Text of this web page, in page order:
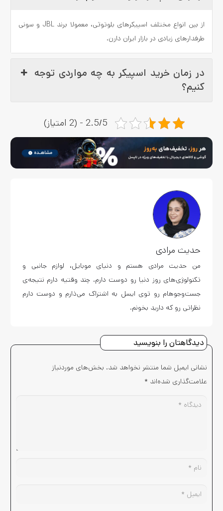
از بین انواع مختلف اسپیکرهای بلوتوثی، معمولا برند JBL و سونی
طرفدارهای زیادی در بازار ایران دارن.
در زمان خرید اسپیکر به چه مواردی توجه
کنیم؟
2.5/5 - (2 امتیاز)
حدیث مرادی
من حدیث مرادی هستم و دنیای موبایل، لوازم جانبی و
تکنولوژی‌های روز دنیا رو دوست دارم. چند وقتیه دارم نتیجه‌ی
جست‌وجوهام رو توی ایسل به اشتراک می‌ذارم و دوست دارم
نظراتی رو که دارید بخونم.
دیدگاهتان را بنویسید
نشانی ایمیل شما منتشر نخواهد شد. بخش‌های موردنیاز
علامت‌گذاری شده‌اند *